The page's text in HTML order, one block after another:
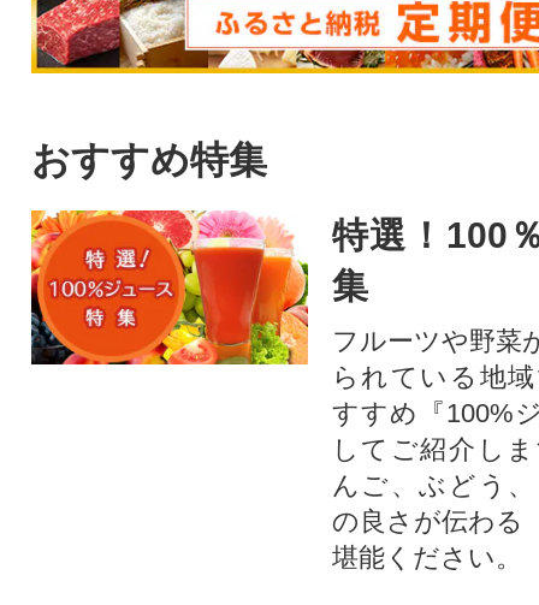
おすすめ特集
特選！100
集
フルーツや野菜
られている地
すすめ『100%
してご紹介し
んご、ぶどう
の良さが伝わる
堪能ください。